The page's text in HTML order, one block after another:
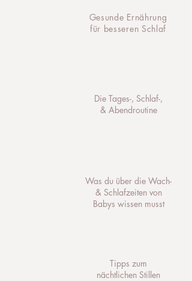
Gesunde Ernährung
für besseren Schlaf
Die Tages-, Schlaf-,
& Abendroutine
Was du über die Wach-
& Schlafzeiten von
Babys wissen musst
Tipps zum
nächtlichen Stillen